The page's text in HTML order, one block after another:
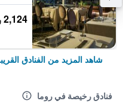
2,124 ﷼
شاهد المزيد من الفنادق
فنادق رخيصة في روما